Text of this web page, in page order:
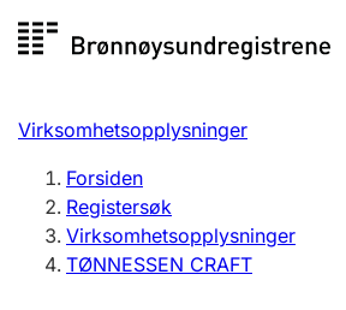
til
Registersøk
Aksjeselskap
Enkeltpersonforetak
Registrere, endre, slette
Virksomhetsopplysninger
Forsiden
Registersøk
Virksomhetsopplysninger
TØNNESSEN CRAFT